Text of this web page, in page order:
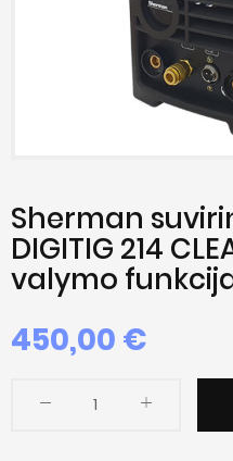
Sherman
DIGITIG 214
valymo
450,00 €